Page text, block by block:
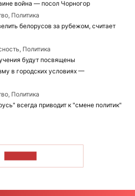
война — посол Чорногор
Политика
белорусов за рубежом, считает
Политика
будут посвящены
в городских условиях —
Политика
всегда приводит к "смене политик"